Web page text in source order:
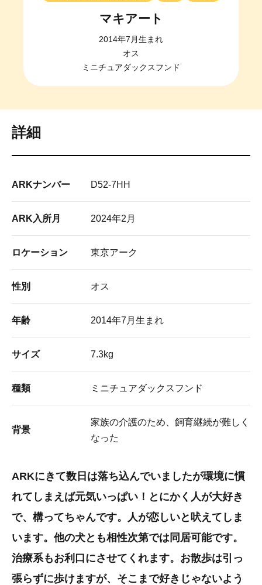
マキアート
2014年7月生まれ
オス
ミニチュアダックスフンド
詳細
ARKナンバー D52-7HH
ARK入所月 2024年2月
ロケーション 東京アーク
性別 オス
年齢 2014年7月生まれ
サイズ 7.3kg
種類 ミニチュアダックスフンド
背景
家族の介護のため、飼育継続が難しく
なった
ARKにきて数日は落ち込んでいましたが環境に慣
れてしまえば元気いっぱい！とにかく人が大好き
で、構ってちゃんです。人が恋しいと吠えてしま
います。他の犬とも相性次第では同居可能です。
治療系もお利口にさせてくれます。お散歩は引っ
張らずに歩けますが、そこまで好きじゃないよう